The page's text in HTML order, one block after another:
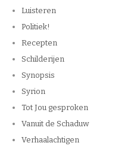
Luisteren
Politiek!
Recepten
Schilderijen
Synopsis
Syrion
Tot Jou gesproken
Vanuit de Schaduw
Verhaalachtigen